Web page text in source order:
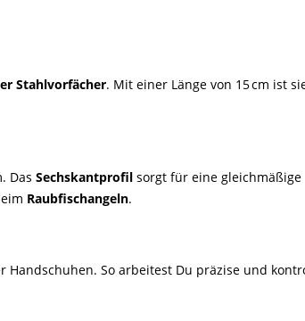
Stahlvorfächer. Mit einer Länge von 15 cm ist
Das Sechskantprofil sorgt für eine gleichmäßige
Raubfischangeln.
So arbeitest Du präzise und